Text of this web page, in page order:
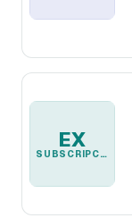
EX
SUBSCRIPCIONES AMORA